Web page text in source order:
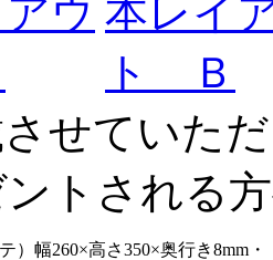
せていた
トされる
テ）幅260×高さ350×奥行き8mm